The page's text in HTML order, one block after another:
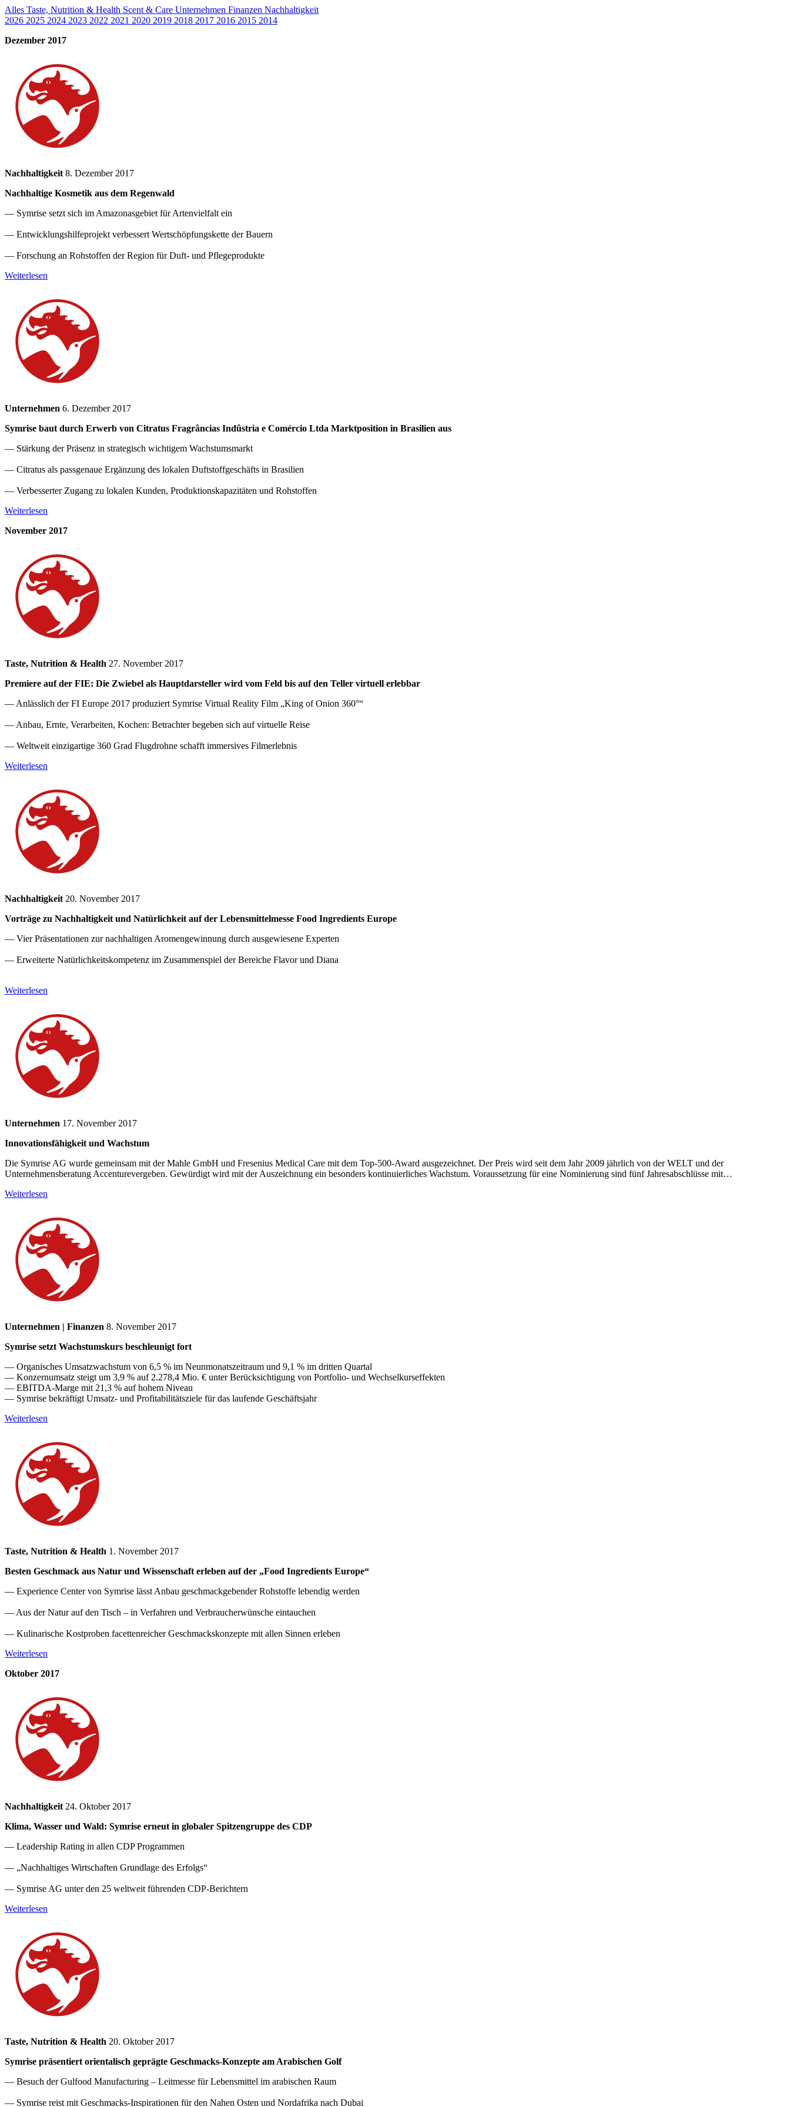
Alles Taste, Nutrition & Health Scent & Care Unternehmen Finanzen Nachhaltigkeit
2026 2025 2024 2023 2022 2021 2020 2019 2018 2017 2016 2015 2014
Dezember 2017
Nachhaltigkeit 8. Dezember 2017
Nachhaltige Kosmetik aus dem Regenwald
— Symrise setzt sich im Amazonasgebiet für Artenvielfalt ein
— Entwicklungshilfeprojekt verbessert Wertschöpfungskette der Bauern
— Forschung an Rohstoffen der Region für Duft- und Pflegeprodukte
Weiterlesen
Unternehmen 6. Dezember 2017
Symrise baut durch Erwerb von Citratus Fragrâncias Indûstria e Comércio Ltda Marktposition in Brasilien aus
— Stärkung der Präsenz in strategisch wichtigem Wachstumsmarkt
— Citratus als passgenaue Ergänzung des lokalen Duftstoffgeschäfts in Brasilien
— Verbesserter Zugang zu lokalen Kunden, Produktionskapazitäten und Rohstoffen
Weiterlesen
November 2017
Taste, Nutrition & Health 27. November 2017
Premiere auf der FIE: Die Zwiebel als Hauptdarsteller wird vom Feld bis auf den Teller virtuell erlebbar
— Anlässlich der FI Europe 2017 produziert Symrise Virtual Reality Film „King of Onion 360°“
— Anbau, Ernte, Verarbeiten, Kochen: Betrachter begeben sich auf virtuelle Reise
— Weltweit einzigartige 360 Grad Flugdrohne schafft immersives Filmerlebnis
Weiterlesen
Nachhaltigkeit 20. November 2017
Vorträge zu Nachhaltigkeit und Natürlichkeit auf der Lebensmittelmesse Food Ingredients Europe
— Vier Präsentationen zur nachhaltigen Aromengewinnung durch ausgewiesene Experten
— Erweiterte Natürlichkeitskompetenz im Zusammenspiel der Bereiche Flavor und Diana
Weiterlesen
Unternehmen 17. November 2017
Innovationsfähigkeit und Wachstum
Die Symrise AG wurde gemeinsam mit der Mahle GmbH und Fresenius Medical Care mit dem Top-500-Award ausgezeichnet. Der Preis wird seit dem Jahr 2009 jährlich von der WELT und der
Unternehmensberatung Accenturevergeben. Gewürdigt wird mit der Auszeichnung ein besonders kontinuierliches Wachstum. Voraussetzung für eine Nominierung sind fünf Jahresabschlüsse mit…
Weiterlesen
Unternehmen | Finanzen 8. November 2017
Symrise setzt Wachstumskurs beschleunigt fort
— Organisches Umsatzwachstum von 6,5 % im Neunmonatszeitraum und 9,1 % im dritten Quartal
— Konzernumsatz steigt um 3,9 % auf 2.278,4 Mio. € unter Berücksichtigung von Portfolio- und Wechselkurseffekten
— EBITDA-Marge mit 21,3 % auf hohem Niveau
— Symrise bekräftigt Umsatz- und Profitabilitätsziele für das laufende Geschäftsjahr
Weiterlesen
Taste, Nutrition & Health 1. November 2017
Besten Geschmack aus Natur und Wissenschaft erleben auf der „Food Ingredients Europe“
— Experience Center von Symrise lässt Anbau geschmackgebender Rohstoffe lebendig werden
— Aus der Natur auf den Tisch – in Verfahren und Verbraucherwünsche eintauchen
— Kulinarische Kostproben facettenreicher Geschmackskonzepte mit allen Sinnen erleben
Weiterlesen
Oktober 2017
Nachhaltigkeit 24. Oktober 2017
Klima, Wasser und Wald: Symrise erneut in globaler Spitzengruppe des CDP
— Leadership Rating in allen CDP Programmen
— „Nachhaltiges Wirtschaften Grundlage des Erfolgs“
— Symrise AG unter den 25 weltweit führenden CDP-Berichtern
Weiterlesen
Taste, Nutrition & Health 20. Oktober 2017
Symrise präsentiert orientalisch geprägte Geschmacks-Konzepte am Arabischen Golf
— Besuch der Gulfood Manufacturing – Leitmesse für Lebensmittel im arabischen Raum
— Symrise reist mit Geschmacks-Inspirationen für den Nahen Osten und Nordafrika nach Dubai